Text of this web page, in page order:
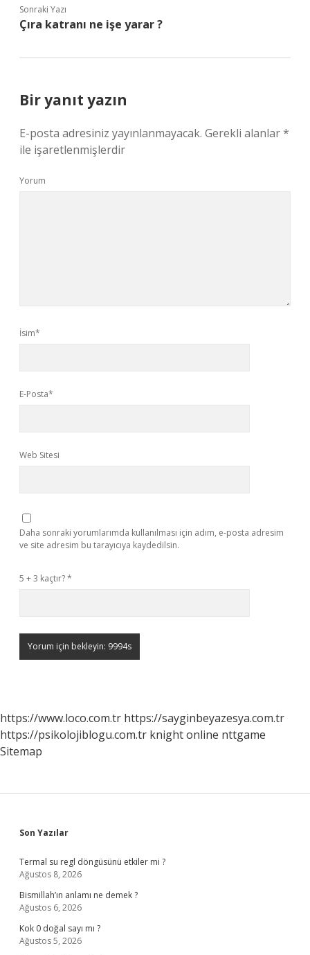
Sonraki Yazı
Çıra katranı ne işe yarar ?
Bir yanıt yazın
E-posta adresiniz yayınlanmayacak. Gerekli alanlar*
ile işaretlenmişlerdir
Yorum
İsim*
E-Posta*
Web Sitesi
Daha sonraki yorumlarımda kullanılması için adım, e-posta adresim
ve site adresim bu tarayıcıya kaydedilsin.
5 + 3 kaçtır?*
https://www.loco.com.tr https://sayginbeyazesya.com.tr
https://psikolojiblogu.com.tr knight online nttgame
Sitemap
Sidebar
Son Yazılar
Termal su regl döngüsünü etkiler mi ?
Ağustos 8, 2026
Bismillah’ın anlamı ne demek ?
Ağustos 6, 2026
Kok 0 doğal sayı mı ?
Ağustos 5, 2026